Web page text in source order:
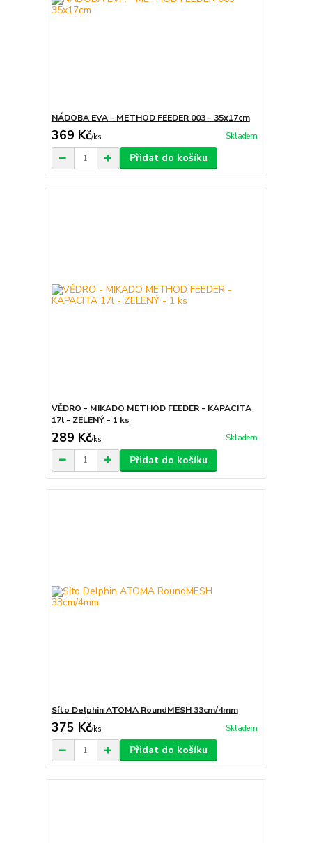
NÁDOBA EVA - METHOD FEEDER 003 - 35x17cm
369 Kč/ks Skladem
Přidat do košíku
VĚDRO - MIKADO METHOD FEEDER - KAPACITA
17l - ZELENÝ - 1 ks
289 Kč/ks Skladem
Přidat do košíku
Síto Delphin ATOMA RoundMESH 33cm/4mm
375 Kč/ks Skladem
Přidat do košíku